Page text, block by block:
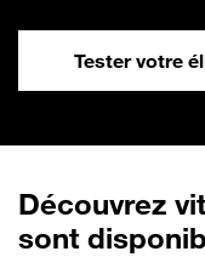
Tester votre
Découvrez
sont